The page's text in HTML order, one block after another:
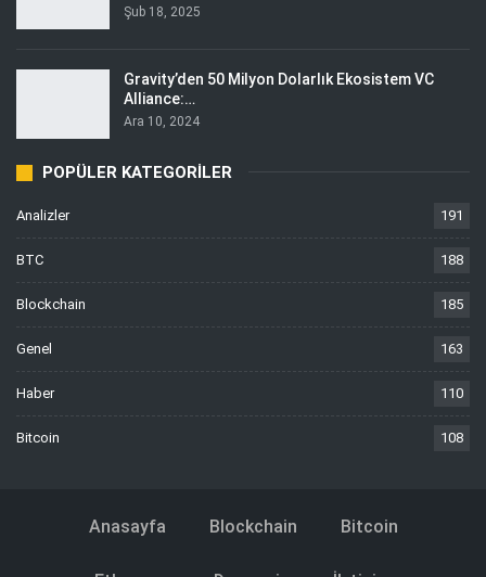
Şub 18, 2025
Gravity’den 50 Milyon Dolarlık Ekosistem VC
Alliance:…
Ara 10, 2024
POPÜLER KATEGORILER
Analizler 191
BTC 188
Blockchain 185
Genel 163
Haber 110
Bitcoin 108
Anasayfa Blockchain Bitcoin